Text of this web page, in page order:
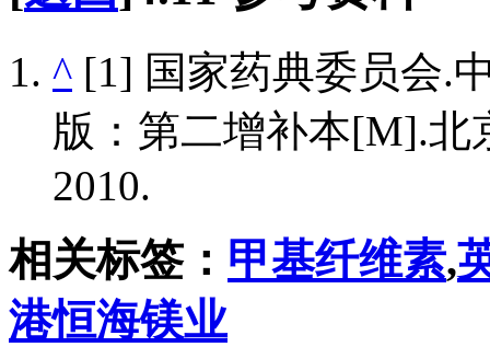
^ [1] 国家药典委员会.
版：第二增补本[M].北
2010.
相关标签： 甲基纤维素,
港恒海镁业